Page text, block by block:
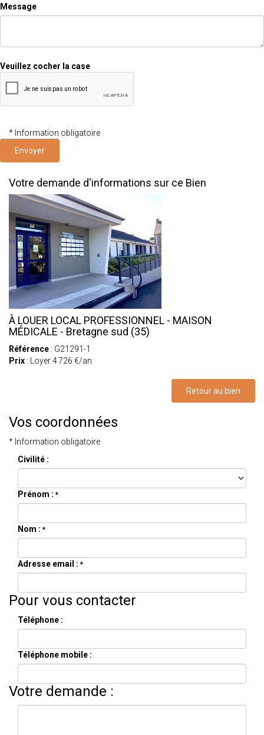
Message
Veuillez cocher la case
* Information obligatoire
Envoyer
Votre demande d'informations sur ce Bien
À LOUER LOCAL PROFESSIONNEL - MAISON
MÉDICALE - Bretagne sud (35)
Référence : G21291-1
Prix : Loyer 4 726 €/an
Retour au bien
Vos coordonnées
* Information obligatoire
Civilité :
Prénom : *
Nom : *
Adresse email : *
Pour vous contacter
Téléphone :
Téléphone mobile :
Votre demande :